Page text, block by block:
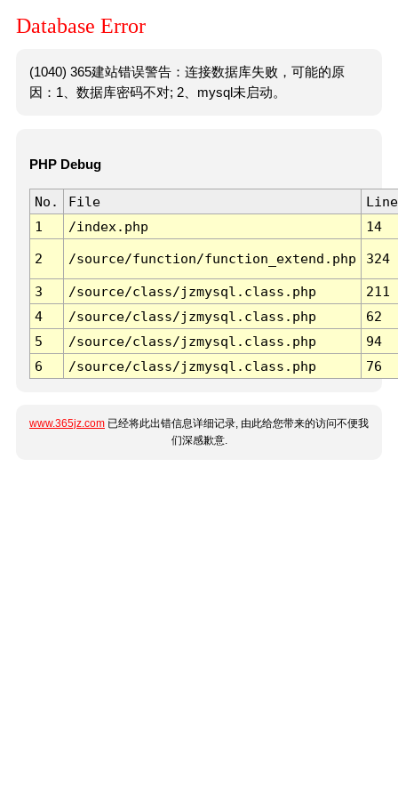
Database Error
(1040) 365建站错误警告：连接数据库失败，可能的原
因：1、数据库密码不对; 2、mysql未启动。
PHP Debug
No. File
Line
1
/index.php 14
2 /source/function/function_extend.php 324
3 /source/class/jzmysql.class.php
211
4
/source/class/jzmysql.class.php
62
5
/source/class/jzmysql.class.php
94
6
/source/class/jzmysql.class.php 76
www.365jz.com 已经将此出错信息详细记录, 由此给您带来的访问不便我
们深感歉意.